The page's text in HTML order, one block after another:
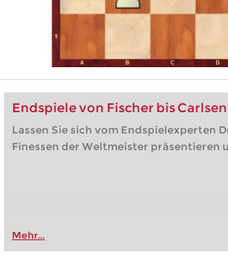
Endspiele von Fischer bis Carlsen
Lassen Sie sich vom Endspielexperten
Finessen der Weltmeister präsentieren
Mehr...